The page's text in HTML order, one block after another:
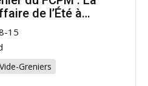
de l’Été à
15
Greniers